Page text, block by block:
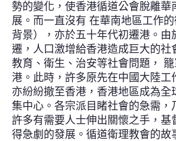
勢的變化，使香港循道公會脫離華
展。而一直沒有 在華南地區工作
背景），亦於五十年代初遷港。由
遷，人口激增給香港造成巨大的社
教育、衛生、治安等社會問題，
港。此時，許多原先在中國大陸工
亦紛紛撤至香港，香港地區成為全
集中心。各宗派目睹社會的急需，
許多有需要人士伸出關懷之手，基
得急劇的發展。循道衛理教會的故